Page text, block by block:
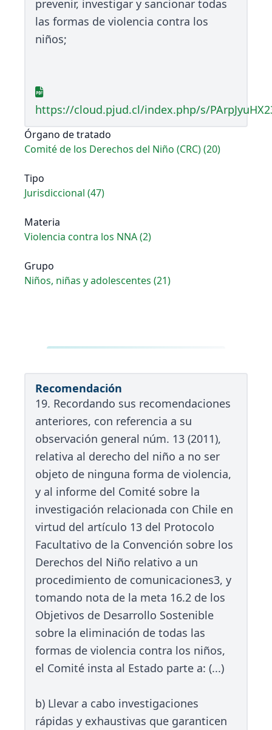
prevenir, investigar y sancionar todas
las formas de violencia contra los
niños;
https://cloud.pjud.cl/index.php/s/
Órgano de tratado
Comité de los Derechos del Niño (CRC) (20)
Tipo
Jurisdiccional (47)
Materia
Violencia contra los NNA (2)
Grupo
Niños, niñas y adolescentes (21)
Recomendación
19. Recordando sus recomendaciones
anteriores, con referencia a su
observación general núm. 13 (2011),
relativa al derecho del niño a no ser
objeto de ninguna forma de violencia,
y al informe del Comité sobre la
investigación relacionada con Chile en
virtud del artículo 13 del Protocolo
Facultativo de la Convención sobre los
Derechos del Niño relativo a un
procedimiento de comunicaciones3, y
tomando nota de la meta 16.2 de los
Objetivos de Desarrollo Sostenible
sobre la eliminación de todas las
formas de violencia contra los niños,
el Comité insta al Estado parte a: (...)
b) Llevar a cabo investigaciones
rápidas y exhaustivas que garanticen